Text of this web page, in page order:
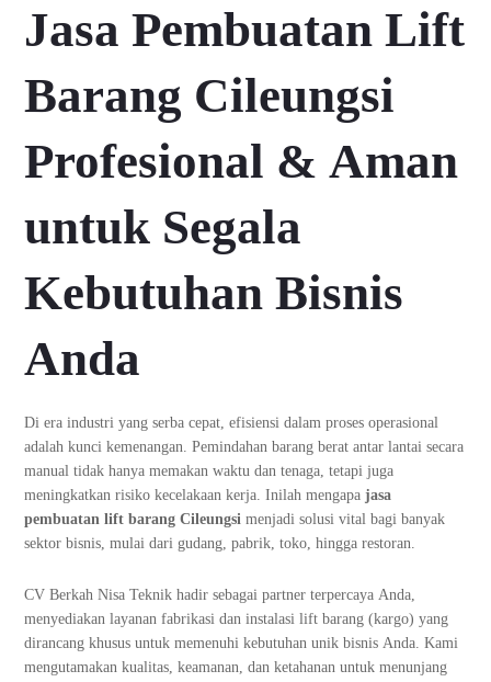
Jasa Pembuatan Lift
Barang Cileungsi
Profesional & Aman
untuk Segala
Kebutuhan Bisnis
Anda
Di era industri yang serba cepat, efisiensi dalam proses operasional
adalah kunci kemenangan. Pemindahan barang berat antar lantai secara
manual tidak hanya memakan waktu dan tenaga, tetapi juga
meningkatkan risiko kecelakaan kerja. Inilah mengapajasa
pembuatan lift barang Cileungsi menjadi solusi vital bagi banyak
sektor bisnis, mulai dari gudang, pabrik, toko, hingga restoran.
CV Berkah Nisa Teknik hadir sebagai partner terpercaya Anda,
menyediakan layanan fabrikasi dan instalasi lift barang (kargo) yang
dirancang khusus untuk memenuhi kebutuhan unik bisnis Anda. Kami
mengutamakan kualitas, keamanan, dan ketahanan untuk menunjang